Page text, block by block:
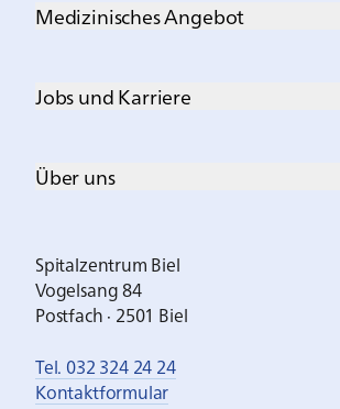
Medizinisches Angebot
Jobs und Karriere
Über uns
Spitalzentrum Biel
Vogelsang 84
Postfach · 2501 Biel
Tel. 032 324 24 24
Kontaktformular